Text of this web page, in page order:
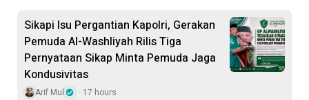
Sikapi Isu Pergantian Kapolri, Gerakan
Pemuda Al-Washliyah Rilis Tiga
Pernyataan Sikap Minta Pemuda Jaga
Kondusivitas
Arif Mul 17 hours